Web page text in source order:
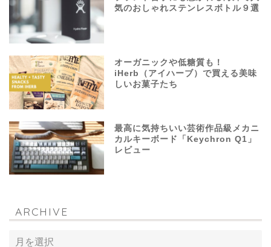
気のおしゃれステンレスボトル９選
オーガニックや低糖質も！
iHerb（アイハーブ）で買える美味
しいお菓子たち
最高に気持ちいい芸術作品級メカニ
カルキーボード「Keychron Q1」
レビュー
ARCHIVE